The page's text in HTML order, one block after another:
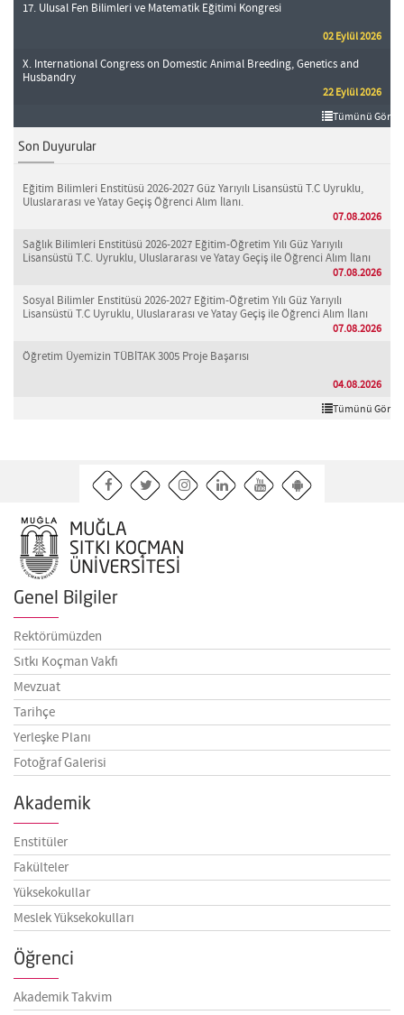
17. Ulusal Fen Bilimleri ve Matematik Eğitimi Kongresi
02 Eylül 2026
X. International Congress on Domestic Animal Breeding, Genetics and
Husbandry
22 Eylül 2026
Tümünü Gör
Son Duyurular
Eğitim Bilimleri Enstitüsü 2026-2027 Güz Yarıyılı Lisansüstü T.C Uyruklu,
Uluslararası ve Yatay Geçiş Öğrenci Alım İlanı.
07.08.2026
Sağlık Bilimleri Enstitüsü 2026-2027 Eğitim-Öğretim Yılı Güz Yarıyılı
Lisansüstü T.C. Uyruklu, Uluslararası ve Yatay Geçiş ile Öğrenci Alım İlanı
07.08.2026
Sosyal Bilimler Enstitüsü 2026-2027 Eğitim-Öğretim Yılı Güz Yarıyılı
Lisansüstü T.C Uyruklu, Uluslararası ve Yatay Geçiş ile Öğrenci Alım İlanı
07.08.2026
Öğretim Üyemizin TÜBİTAK 3005 Proje Başarısı
04.08.2026
Tümünü Gör
Genel Bilgiler
Rektörümüzden
Sıtkı Koçman Vakfı
Mevzuat
Tarihçe
Yerleşke Planı
Fotoğraf Galerisi
Akademik
Enstitüler
Fakülteler
Yüksekokullar
Meslek Yüksekokulları
Öğrenci
Akademik Takvim